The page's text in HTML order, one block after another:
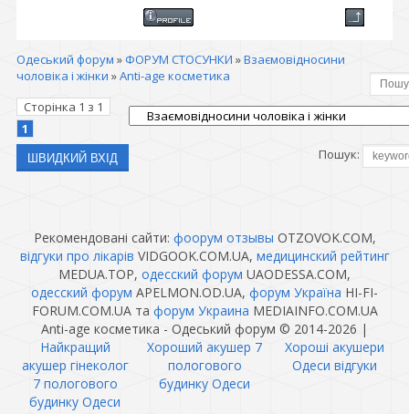
Одеський форум » ФОРУМ СТОСУНКИ »Взаємовідносини
чоловіка і жінки »Anti-age косметика
Сторінка 1 з 1
1
Пошук:
Рекомендовані сайти: фоорум отзывы OTZOVOK.COM,
відгуки про лікарів VIDGOOK.COM.UA, медицинский рейтинг
MEDUA.TOP, одесский форум UAODESSA.COM,
одесский форум APELMON.OD.UA, форум Україна HI-FI-
FORUM.COM.UA та форум Украина MEDIAINFO.COM.UA
Anti-age косметика - Одеський форум © 2014-2026 |
Найкращий
акушер гінеколог
7 пологового
будинку Одеси
Хороший акушер 7
пологового
будинку Одеси
Хороші акушери
Одеси відгуки